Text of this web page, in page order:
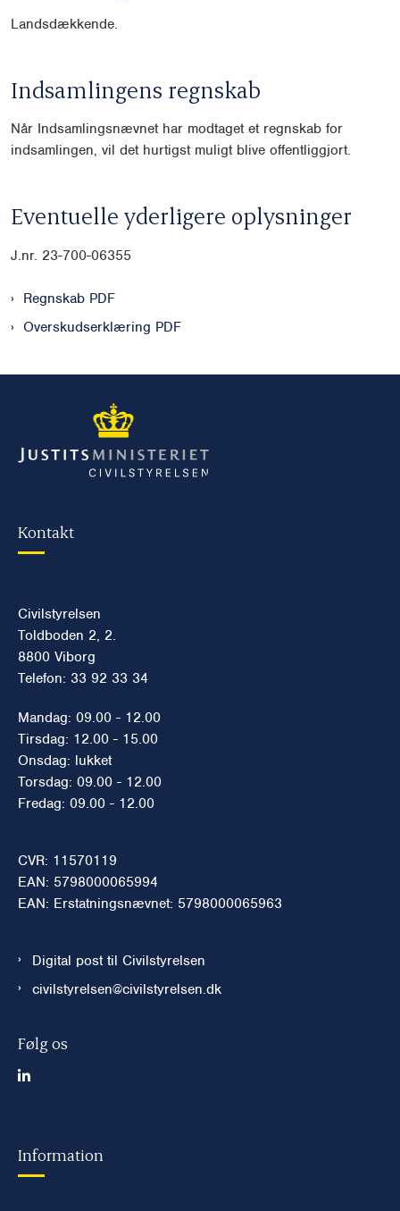
Landsdækkende.
Indsamlingens regnskab
Når Indsamlingsnævnet har modtaget et regnskab for
indsamlingen, vil det hurtigst muligt blive offentliggjort.
Eventuelle yderligere oplysninger
J.nr. 23-700-06355
Regnskab PDF
Overskudserklæring PDF
Kontakt
Civilstyrelsen
Toldboden 2, 2.
8800 Viborg
Telefon: 33 92 33 34
Mandag: 09.00 - 12.00
Tirsdag: 12.00 - 15.00
Onsdag: lukket
Torsdag: 09.00 - 12.00
Fredag: 09.00 - 12.00
CVR: 11570119
EAN: 5798000065994
EAN: Erstatningsnævnet: 5798000065963
Digital post til Civilstyrelsen
civilstyrelsen@civilstyrelsen.dk
Følg os
Information